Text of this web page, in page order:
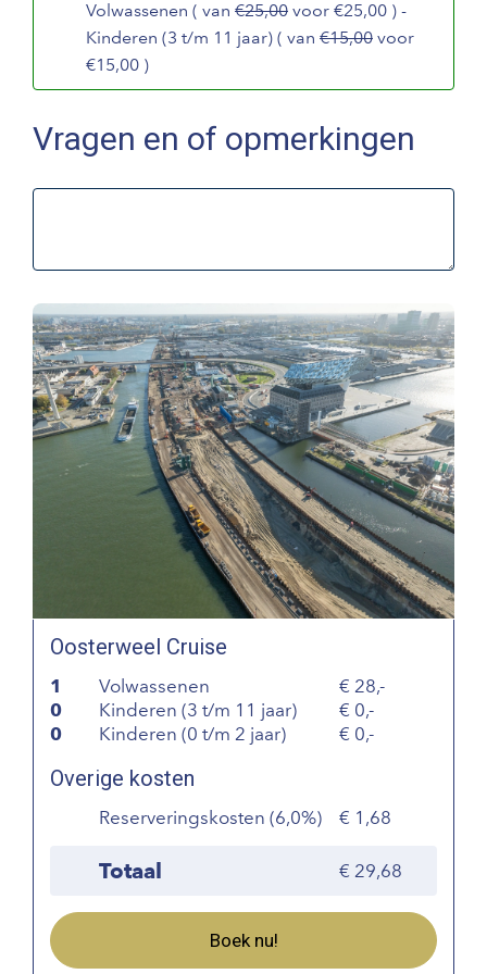
Volwassenen ( van €25,00 voor €25,00 ) -
Kinderen (3 t/m 11 jaar) ( van €15,00 voor
€15,00 )
Vragen en of opmerkingen
Oosterweel Cruise
1 Volwassenen
28,-
0
Kinderen (3 t/m 11 jaar)
0,-
0
Kinderen (0 t/m 2 jaar) 0,-
Overige kosten
Reserveringskosten (6,0%) 1,68
Totaal 29,68
Boek nu!